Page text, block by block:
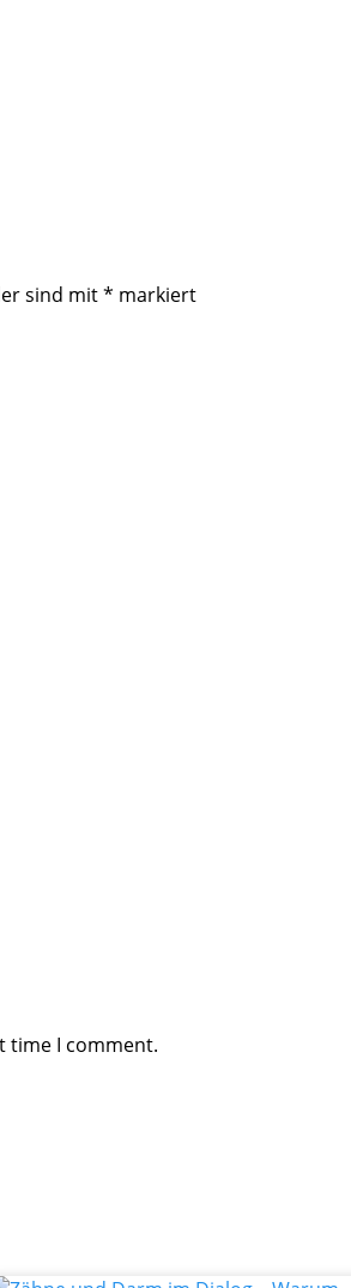
sind mit* markiert
time I comment.